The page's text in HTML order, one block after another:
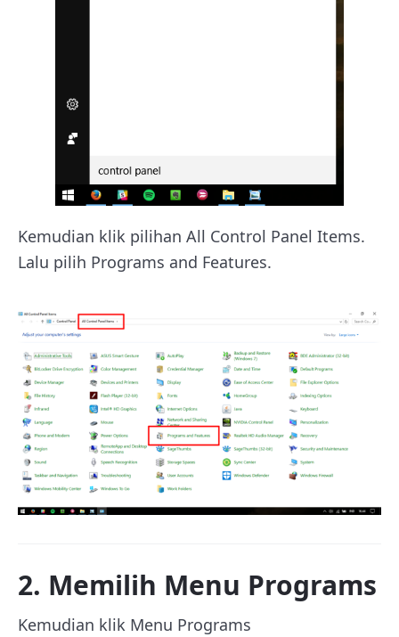
Kemudian klik pilihan All Control Panel Items.
Lalu pilih Programs and Features.
2. Memilih Menu Programs
Kemudian klik Menu Programs